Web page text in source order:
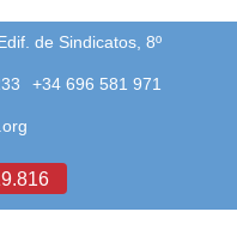
de Sindicatos, 8º
+34 696 581 971